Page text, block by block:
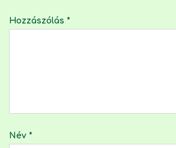
Hozzászólás *
Név *